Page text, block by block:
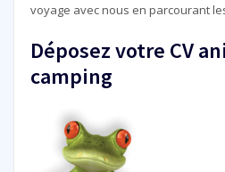
voyage avec nous en parcourant
Déposez votre CV
camping